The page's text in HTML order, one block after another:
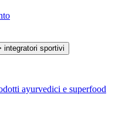
ayurvedici e superfood